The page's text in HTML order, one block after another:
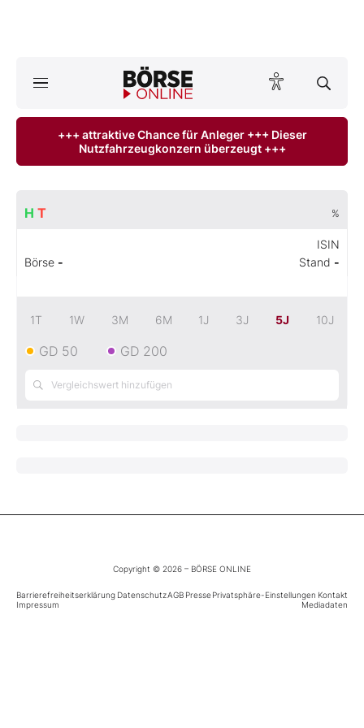
ktuelle Ausgabe BÖRSE ONLINE lesen
Abo & Shop
BO-Musterdepots
Experten
Mein B:O
+++ attraktive Chance für Anleger +++ Dieser
Nutzfahrzeugkonzern überzeugt +++
%
H T
ISIN
Börse - Stand -
1T 1W 3M 6M 1J 3J 5J 10J
GD 50 GD 200
Copyright © 2026 – BÖRSE ONLINE
Barrierefreiheitserklärung DatenschutzAGB PressePrivatsphäre-Einstellungen Kontakt
Impressum
Mediadaten